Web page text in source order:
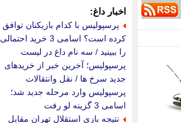
اخبار داغ:
پرسپولیس با کدام بازیکنان توافق
کرده است؟ اسامی 3 خرید احتمالی
را ببینید / سه نام داغ در لیست
پرسپولیس؛ آخرین خبر از خریدهای
جدید سرخ ها / نقل وانتقالات
پرسپولیس وارد مرحله جدید شد؛
اسامی 3 گزینه لو رفت
نتیجه بازی استقلال تهران مقابل